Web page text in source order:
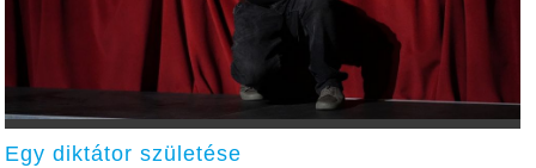
Egy diktátor születése